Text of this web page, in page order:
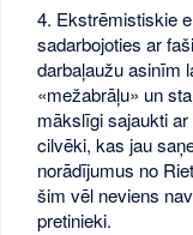
4. Ekstrēmistiskie
sadarbojoties ar
darbaļaužu asinīm
«mežabrāļu» un
mākslīgi sajaukti
cilvēki, kas jau
norādījumus no
šim vēl neviens
pretinieki.